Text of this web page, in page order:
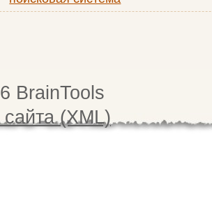
BrainTools
(XML)